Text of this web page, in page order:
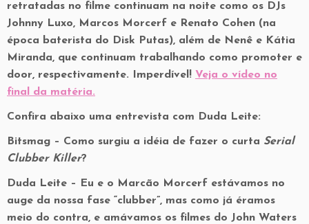
retratadas no filme continuam na noite como os DJs
Johnny Luxo, Marcos Morcerf e Renato Cohen (na
época baterista do Disk Putas), além de Nenê e Kátia
Miranda, que continuam trabalhando como promoter e
door, respectivamente. Imperdível! Veja o vídeo no
final da matéria.
Confira abaixo uma entrevista com Duda Leite:
Bitsmag – Como surgiu a idéia de fazer o curta Serial
Clubber Killer?
Duda Leite –
Eu e o Marcão Morcerf estávamos no
auge da nossa fase “clubber”, mas como já éramos
meio do contra, e amávamos os filmes do John Waters